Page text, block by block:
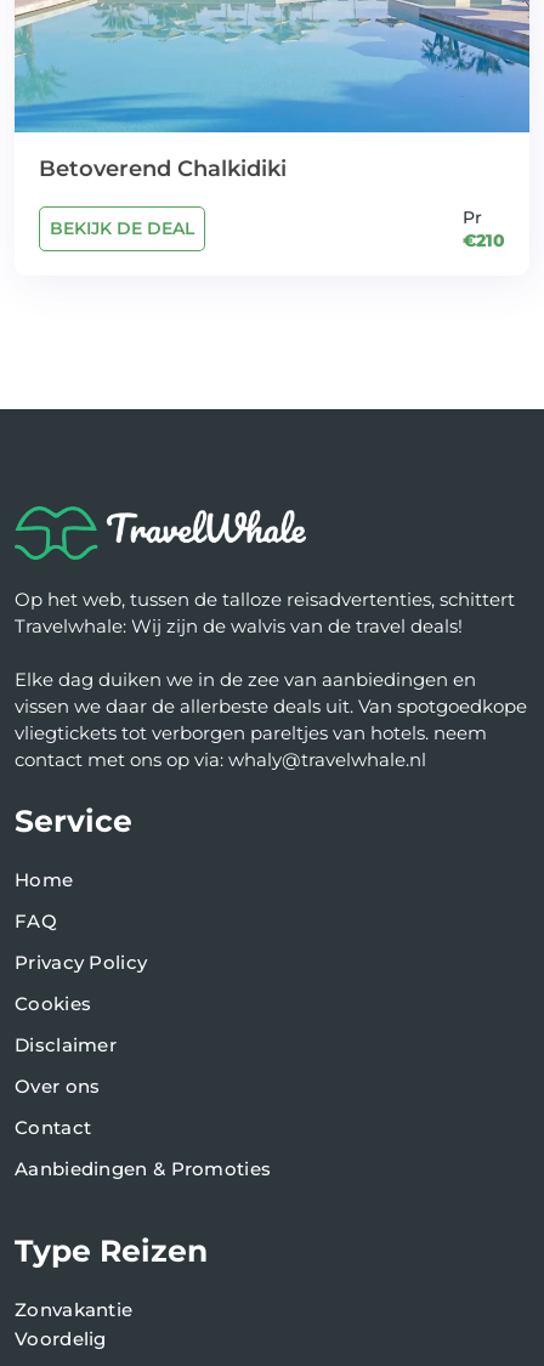
Betoverend Chalkidiki
BEKIJK DE DEAL
Pr
€210
Op het web, tussen de talloze reisadvertenties, schittert
Travelwhale: Wij zijn de walvis van de travel deals!
Elke dag duiken we in de zee van aanbiedingen en
vissen we daar de allerbeste deals uit. Van spotgoedkope
vliegtickets tot verborgen pareltjes van hotels. neem
contact met ons op via: whaly@travelwhale.nl
Service
Home
FAQ
Privacy Policy
Cookies
Disclaimer
Over ons
Contact
Aanbiedingen & Promoties
Type Reizen
Zonvakantie
Voordelig